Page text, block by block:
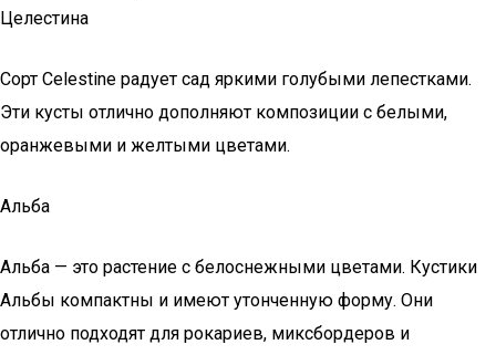
Целестина
Сорт Celestine радует сад яркими голубыми лепестками.
Эти кусты отлично дополняют композиции с белыми,
оранжевыми и желтыми цветами.
Альба
Альба — это растение с белоснежными цветами. Кустики
Альбы компактны и имеют утонченную форму. Они
отлично подходят для рокариев, миксбордеров и